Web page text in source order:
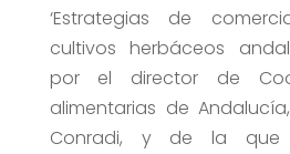
‘Estrategias de
cultivos herbáceos
por el director de
alimentarias de
Conradi, y de la que